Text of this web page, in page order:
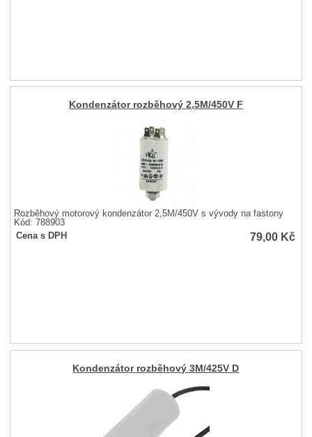
Kondenzátor rozběhový 2,5M/450V F
Rozběhový motorový kondenzátor 2,5M/450V s vývody na fastony
Kód: 788903
Cena s DPH
79,00 Kč
Kondenzátor rozběhový 3M/425V D